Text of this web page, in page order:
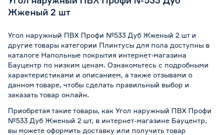
Жженый 2 шт
Угол наружный ПВХ Профи №533 Дуб Жженый 2 шт и
другие товары категории Плинтусы для пола доступны в
каталоге Напольные покрытия интернет-магазина
Бауцентр по низким ценам. Ознакомьтесь с подробными
характеристиками и описанием, а также отзывами о
данном товаре, чтобы сделать правильный выбор и
заказать товар онлайн.
Приобретая такие товары, как Угол наружный ПВХ Профи
№533 Дуб Жженый 2 шт, в интернет-магазине Бауцентр,
вы можете оформить доставку или получить товар